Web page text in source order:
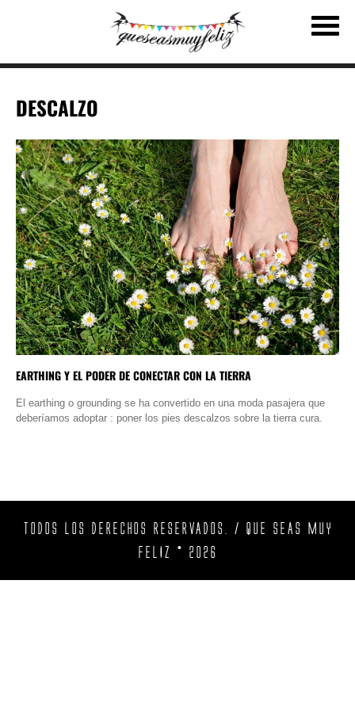
DESCALZO
EARTHING Y EL PODER DE CONECTAR CON LA TIERRA
El earthing o grounding se ha convertido en una moda pasajera que
deberíamos adoptar : poner los pies descalzos sobre la tierra cura.
TODOS LOS DERECHOS RESERVADOS. / QUE SEAS MUY
FELIZ © 2026